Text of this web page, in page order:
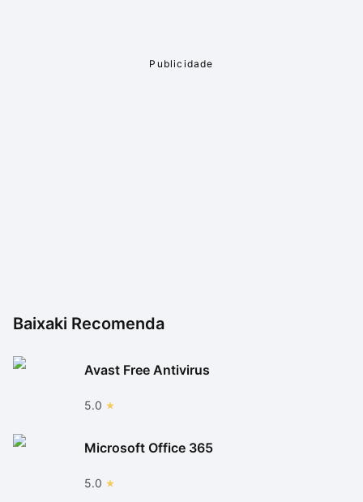
Baixaki Recomenda
Avast Free Antivirus
5.0
Microsoft Office 365
5.0